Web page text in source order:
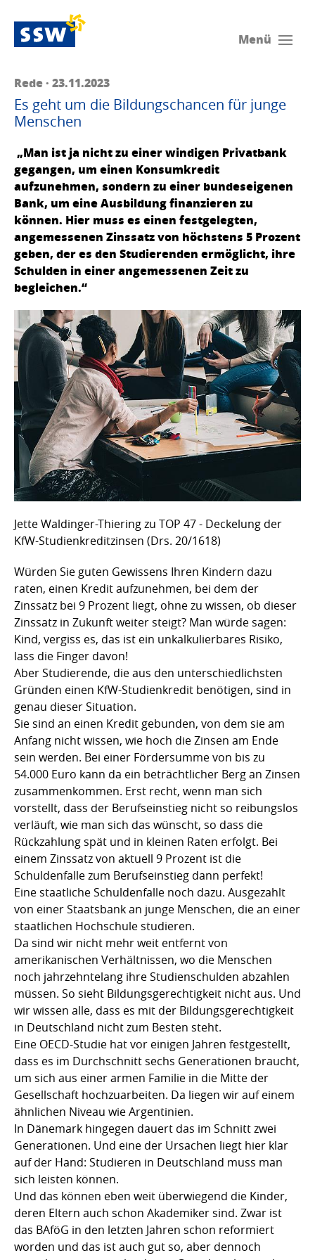
Menü
Rede · 23.11.2023
Es geht um die Bildungschancen für junge
Menschen
„Man ist ja nicht zu einer windigen Privatbank
gegangen, um einen Konsumkredit
aufzunehmen, sondern zu einer bundeseigenen
Bank, um eine Ausbildung finanzieren zu
können. Hier muss es einen festgelegten,
angemessenen Zinssatz von höchstens 5 Prozent
geben, der es den Studierenden ermöglicht, ihre
Schulden in einer angemessenen Zeit zu
begleichen.“
Jette Waldinger-Thiering zu TOP 47 - Deckelung der
KfW-Studienkreditzinsen (Drs. 20/1618)
Würden Sie guten Gewissens Ihren Kindern dazu
raten, einen Kredit aufzunehmen, bei dem der
Zinssatz bei 9 Prozent liegt, ohne zu wissen, ob dieser
Zinssatz in Zukunft weiter steigt? Man würde sagen:
Kind, vergiss es, das ist ein unkalkulierbares Risiko,
lass die Finger davon!
Aber Studierende, die aus den unterschiedlichsten
Gründen einen KfW-Studienkredit benötigen, sind in
genau dieser Situation.
Sie sind an einen Kredit gebunden, von dem sie am
Anfang nicht wissen, wie hoch die Zinsen am Ende
sein werden. Bei einer Fördersumme von bis zu
54.000 Euro kann da ein beträchtlicher Berg an Zinsen
zusammenkommen. Erst recht, wenn man sich
vorstellt, dass der Berufseinstieg nicht so reibungslos
verläuft, wie man sich das wünscht, so dass die
Rückzahlung spät und in kleinen Raten erfolgt. Bei
einem Zinssatz von aktuell 9 Prozent ist die
Schuldenfalle zum Berufseinstieg dann perfekt!
Eine staatliche Schuldenfalle noch dazu. Ausgezahlt
von einer Staatsbank an junge Menschen, die an einer
staatlichen Hochschule studieren.
Da sind wir nicht mehr weit entfernt von
amerikanischen Verhältnissen, wo die Menschen
noch jahrzehntelang ihre Studienschulden abzahlen
müssen. So sieht Bildungsgerechtigkeit nicht aus. Und
wir wissen alle, dass es mit der Bildungsgerechtigkeit
in Deutschland nicht zum Besten steht.
Eine OECD-Studie hat vor einigen Jahren festgestellt,
dass es im Durchschnitt sechs Generationen braucht,
um sich aus einer armen Familie in die Mitte der
Gesellschaft hochzuarbeiten. Da liegen wir auf einem
ähnlichen Niveau wie Argentinien.
In Dänemark hingegen dauert das im Schnitt zwei
Generationen. Und eine der Ursachen liegt hier klar
auf der Hand: Studieren in Deutschland muss man
sich leisten können.
Und das können eben weit überwiegend die Kinder,
deren Eltern auch schon Akademiker sind. Zwar ist
das BAföG in den letzten Jahren schon reformiert
worden und das ist auch gut so, aber dennoch